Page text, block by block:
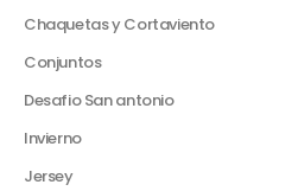
Chaquetas y Cortaviento
Conjuntos
Desafio San antonio
Invierno
Jersey